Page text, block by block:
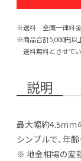
※送料 全国一律料金
※商品合計5,000円以
送料無料とさせてい
説明
最大幅約4.5ｍｍ
シンプルで、年齢
※ 地金相場の変